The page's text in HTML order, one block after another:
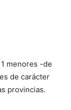
menores -de
de carácter
provincias.